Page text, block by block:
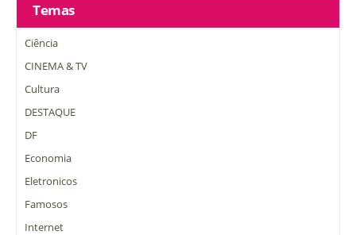
Temas
Ciência
CINEMA & TV
Cultura
DESTAQUE
DF
Economia
Eletronicos
Famosos
Internet